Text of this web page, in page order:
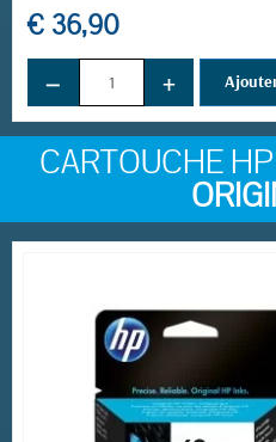
€ 36,90
− +
CARTOUCHE